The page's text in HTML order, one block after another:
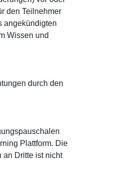
den Teilnehmer
angekündigten
Wissen und
durch den
Plattform. Die
an Dritte ist nicht